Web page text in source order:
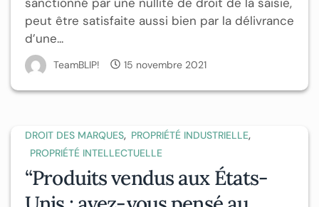
peut être satisfaite aussi bien par la délivrance
d’une...
TeamBLIP! 15 novembre 2021
DROIT DES MARQUES, PROPRIÉTÉ INDUSTRIELLE,
PROPRIÉTÉ INTELLECTUELLE
“Produits vendus aux États-